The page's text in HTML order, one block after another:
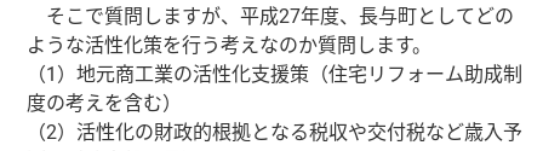
そこで質問しますが、平成27年度、長与町としてどの
ような活性化策を行う考えなのか質問します。
（1）地元商工業の活性化支援策（住宅リフォーム助成制
度の考えを含む）
（2）活性化の財政的根拠となる税収や交付税など歳入予